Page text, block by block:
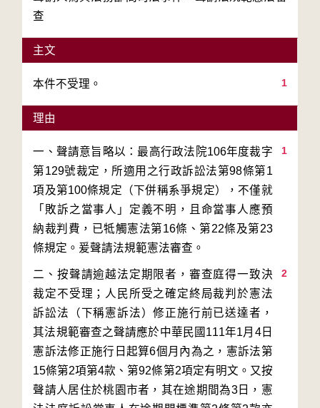
查
主文
1
本件不受理。
理由
1
一、聲請意旨略以：最高行政法院106年度裁字
第129號裁定，所適用之行政訴訟法第98條第1
項及第100條規定（下併稱系爭規定），不僅就
「敗訴之當事人」定義不明，且命當事人應預
納裁判費，已牴觸憲法第16條、第22條及第23
2
二、按聲請逾越法定期限者，審查庭得一致決
裁定不受理；人民所受之確定終局裁判於憲法
訴訟法（下稱憲訴法）修正施行前已送達者，
其法規範審查之聲請應於中華民國111年1月4日
憲訴法修正施行日起算6個月內為之，憲訴法第
15條第2項第4款、第92條第2項定有明文。又按
聲請人居住於桃園市者，其在途期間為3日，憲